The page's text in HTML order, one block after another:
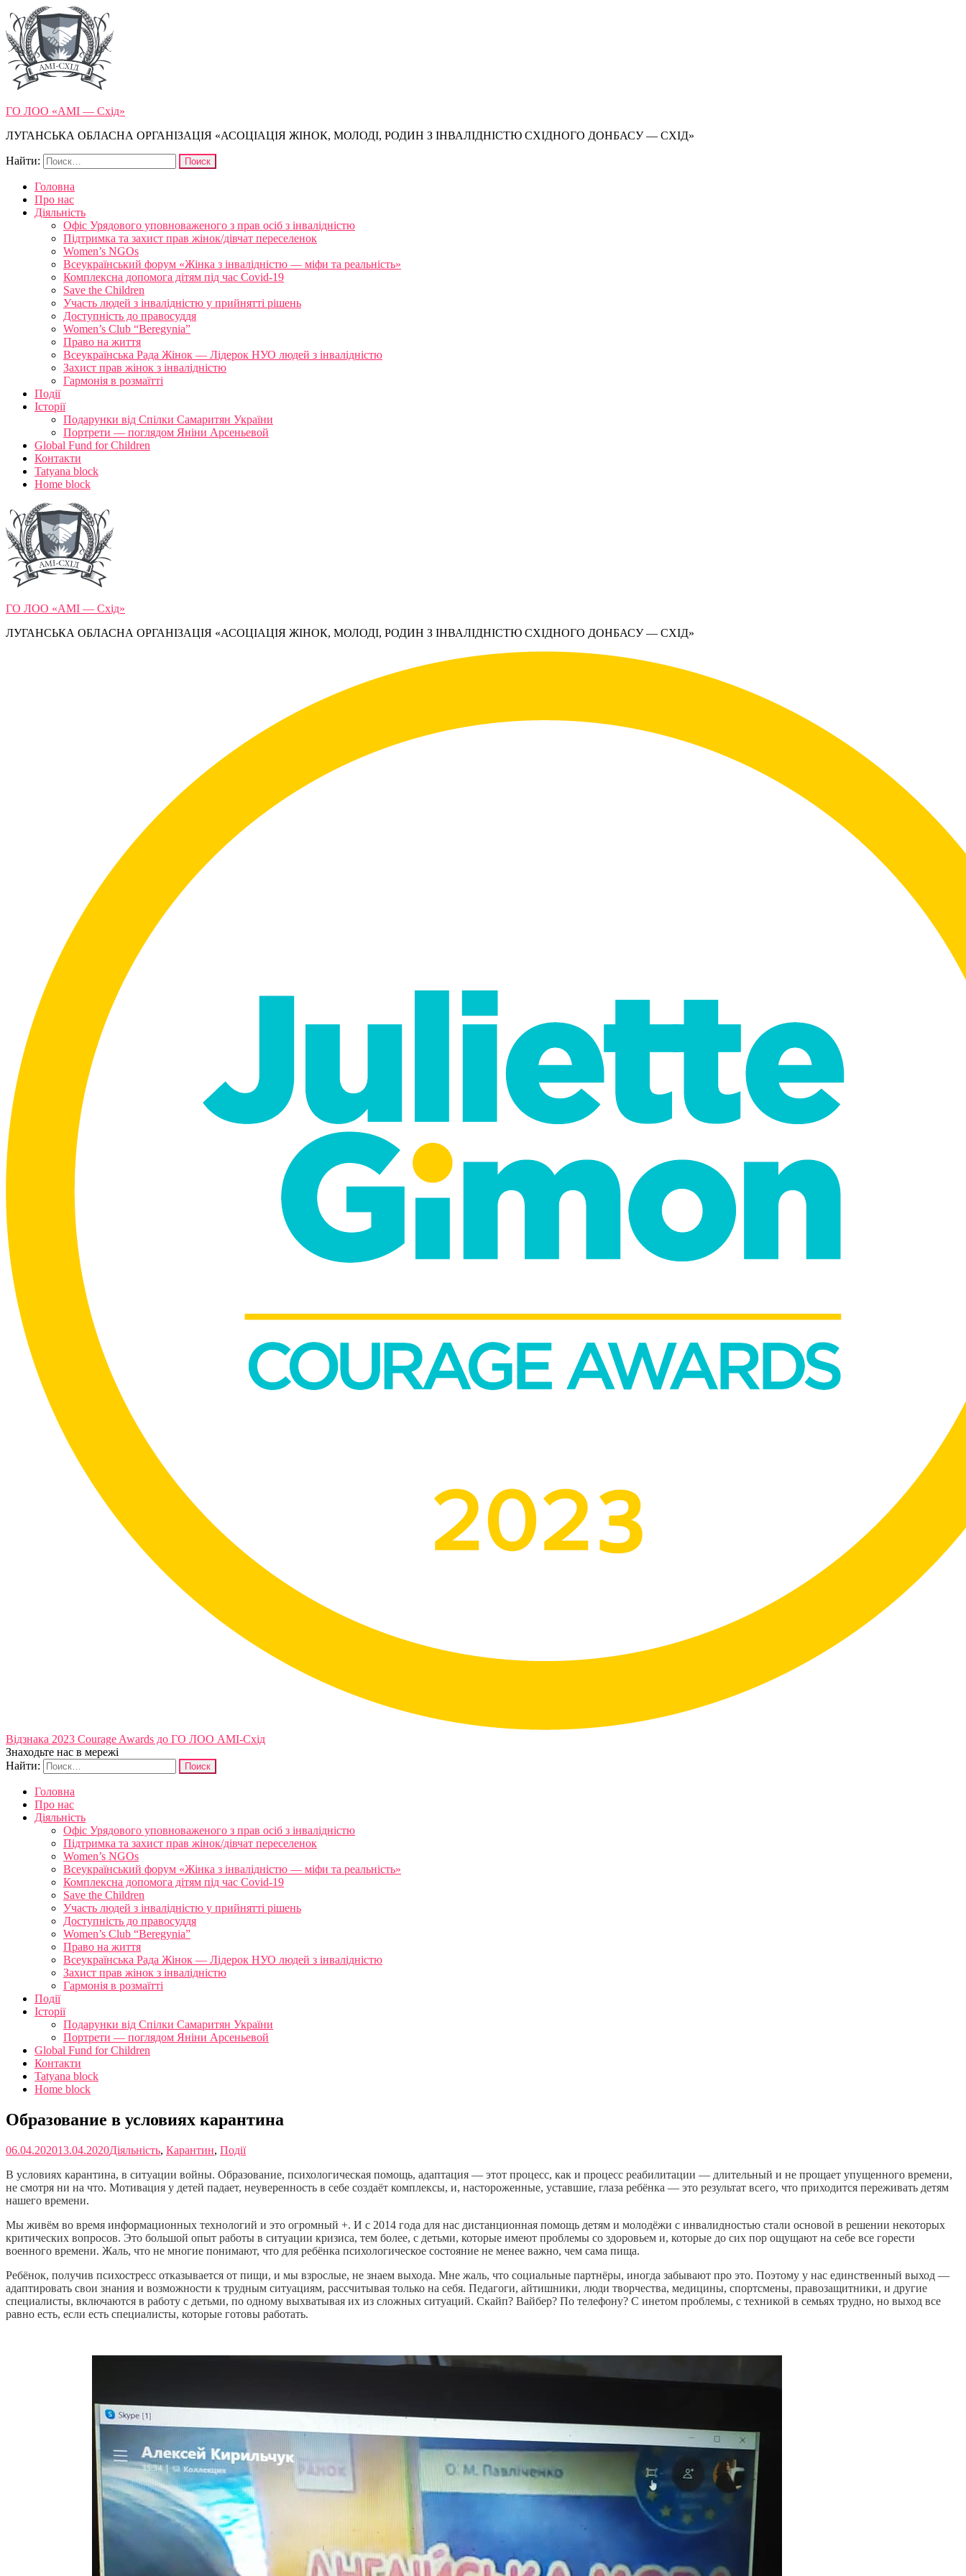
ГО ЛОО «АМІ — Схід»
ЛУГАНСЬКА ОБЛАСНА ОРГАНІЗАЦІЯ «АСОЦІАЦІЯ ЖІНОК, МОЛОДІ, РОДИН З ІНВАЛІДНІСТЮ СХІДНОГО ДОНБАСУ — СХІД»
Найти:
Головна
Про нас
Діяльність
Офіс Урядового уповноваженого з прав осіб з інвалідністю
Підтримка та захист прав жінок/дівчат переселенок
Women’s NGOs
Всеукраїнський форум «Жінка з інвалідністю — міфи та реальність»
Комплексна допомога дітям під час Covid-19
Save the Children
Участь людей з інвалідністю у прийнятті рішень
Доступність до правосуддя
Women’s Club “Beregynia”
Право на життя
Всеукраїнська Рада Жінок — Лідерок НУО людей з інвалідністю
Захист прав жінок з інвалідністю
Гармонія в розмаїтті
Події
Історії
Подарунки від Спілки Самаритян України
Портрети — поглядом Яніни Арсеньевой
Global Fund for Children
Контакти
Tatyana block
Home block
ГО ЛОО «АМІ — Схід»
ЛУГАНСЬКА ОБЛАСНА ОРГАНІЗАЦІЯ «АСОЦІАЦІЯ ЖІНОК, МОЛОДІ, РОДИН З ІНВАЛІДНІСТЮ СХІДНОГО ДОНБАСУ — СХІД»
Відзнака 2023 Courage Awards до ГО ЛОО АМІ-Схід
Знаходьте нас в мережі
Найти:
Головна
Про нас
Діяльність
Офіс Урядового уповноваженого з прав осіб з інвалідністю
Підтримка та захист прав жінок/дівчат переселенок
Women’s NGOs
Всеукраїнський форум «Жінка з інвалідністю — міфи та реальність»
Комплексна допомога дітям під час Covid-19
Save the Children
Участь людей з інвалідністю у прийнятті рішень
Доступність до правосуддя
Women’s Club “Beregynia”
Право на життя
Всеукраїнська Рада Жінок — Лідерок НУО людей з інвалідністю
Захист прав жінок з інвалідністю
Гармонія в розмаїтті
Події
Історії
Подарунки від Спілки Самаритян України
Портрети — поглядом Яніни Арсеньевой
Global Fund for Children
Контакти
Tatyana block
Home block
Образование в условиях карантина
06.04.202013.04.2020Діяльність, Карантин, Події
В условиях карантина, в ситуации войны. Образование, психологическая помощь, адаптация — этот процесс, как и процесс реабилитации — длительный и не прощает упущенного времени,
не смотря ни на что. Мотивация у детей падает, неуверенность в себе создаёт комплексы, и, настороженные, уставшие, глаза ребёнка — это результат всего, что приходится переживать детям
нашего времени.
Мы живём во время информационных технологий и это огромный +. И с 2014 года для нас дистанционная помощь детям и молодёжи с инвалидностью стали основой в решении некоторых
критических вопросов. Это большой опыт работы в ситуации кризиса, тем более, с детьми, которые имеют проблемы со здоровьем и, которые до сих пор ощущают на себе все горести
военного времени. Жаль, что не многие понимают, что для ребёнка психологическое состояние не менее важно, чем сама пища.
Ребёнок, получив психостресс отказывается от пищи, и мы взрослые, не знаем выхода. Мне жаль, что социальные партнёры, иногда забывают про это. Поэтому у нас единственный выход —
адаптировать свои знания и возможности к трудным ситуациям, рассчитывая только на себя. Педагоги, айтишники, люди творчества, медицины, спортсмены, правозащитники, и другие
специалисты, включаются в работу с детьми, по одному выхватывая их из сложных ситуаций. Скайп? Вайбер? По телефону? С инетом проблемы, с техникой в семьях трудно, но выход все
равно есть, если есть специалисты, которые готовы работать.